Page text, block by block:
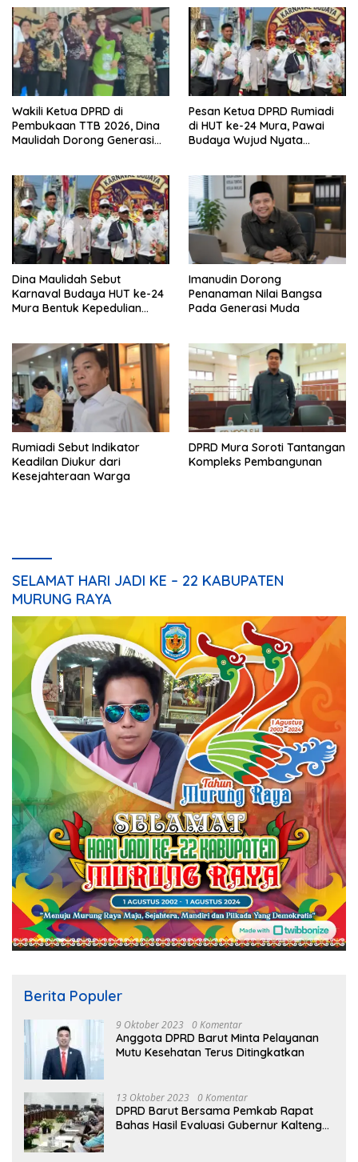
Wakili Ketua DPRD di
Pembukaan TTB 2026, Dina
Maulidah Dorong Generasi
Pesan Ketua DPRD Rumiadi
di HUT ke-24 Mura, Pawai
Budaya Wujud Nyata
Dina Maulidah Sebut
Karnaval Budaya HUT ke-24
Mura Bentuk Kepedulian
Imanudin Dorong
Penanaman Nilai Bangsa
Pada Generasi Muda
Rumiadi Sebut Indikator
Keadilan Diukur dari
Kesejahteraan Warga
DPRD Mura Soroti Tantangan
Kompleks Pembangunan
SELAMAT HARI JADI KE – 22 KABUPATEN
MURUNG RAYA
Berita Populer
9 Oktober 2023 0 Komentar
Anggota DPRD Barut Minta Pelayanan
Mutu Kesehatan Terus Ditingkatkan
13 Oktober 2023 0 Komentar
DPRD Barut Bersama Pemkab Rapat
Bahas Hasil Evaluasi Gubernur Kalteng